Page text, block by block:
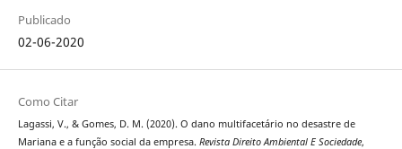
Publicado
02-06-2020
Como Citar
Lagassi, V., & Gomes, D. M. (2020). O dano multifacetário no desastre de
Mariana e a função social da empresa. Revista Direito Ambiental E Sociedade,